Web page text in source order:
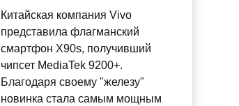
Китайская компания Vivo
представила флагманский
смартфон X90s, получивший
чипсет MediaTek 9200+.
Благодаря своему "железу"
новинка стала самым мощным